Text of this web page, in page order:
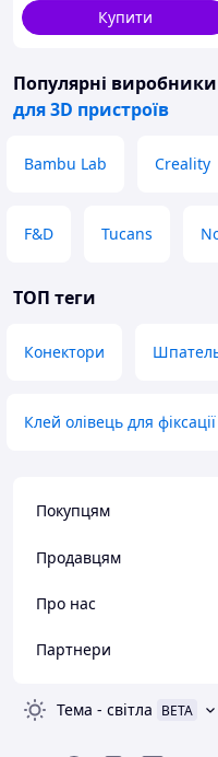
Купити
Популярні виробники
для 3D пристроїв
Bambu Lab Creality
F&D Tucans
ТОП теги
Конектори
Клей олівець для фіксації
Покупцям
Продавцям
Про нас
Партнери
Тема - світла BETA